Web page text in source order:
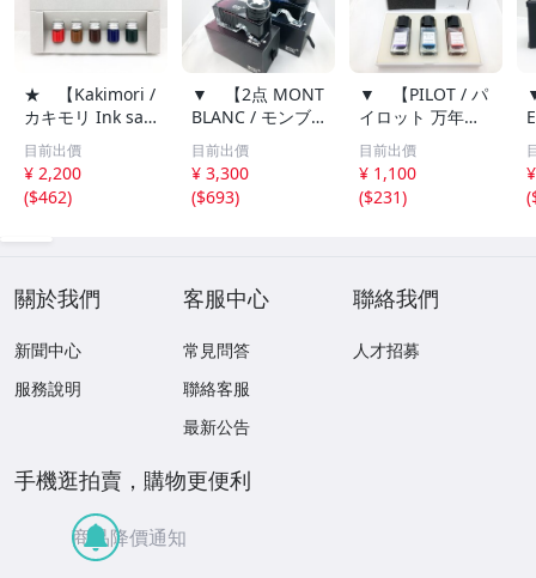
★ 【Kakimori /
カキモリ Ink sa
mpler set I サン
プルセット 5色
ボトルインク】0
01-02607
目前出價
¥ 2,200
($462)
▼ 【2点 MONT
BLANC / モンブ
ラン 万年筆 ボト
ルインク 60ml ミ
ッドナイトブル
ー・バーガンディ
目前出價
¥ 3,300
($693)
▼ 【PILOT / パ
イロット 万年筆
インキ iroshizuk
u 色彩雫 mini 3
色セット ボトル
インク】001-026
目前出價
¥ 1,100
($231)
(
關於我們
新聞中心
服務說明
客服中心
常見問答
聯絡客服
最新公告
聯絡我們
人才招募
手機逛拍賣，購物更便利
商品降價通知